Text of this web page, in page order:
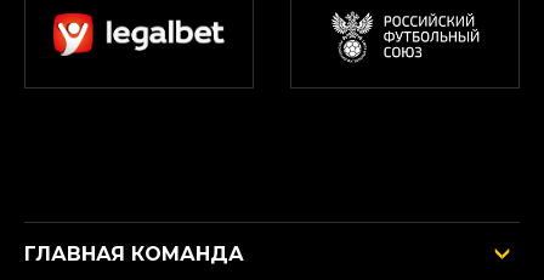
ГЛАВНАЯ КОМАНДА